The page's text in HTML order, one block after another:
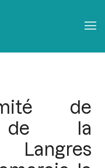
de
de la